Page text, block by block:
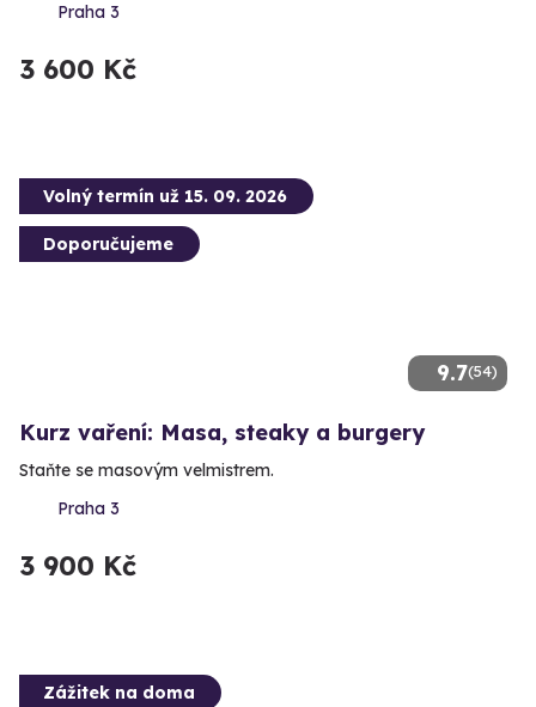
Praha 3
3 600 Kč
9.7(54)
Volný termín už 15. 09. 2026
Doporučujeme
Kurz vaření: Masa, steaky a burgery
Staňte se masovým velmistrem.
Praha 3
3 900 Kč
Zážitek na doma